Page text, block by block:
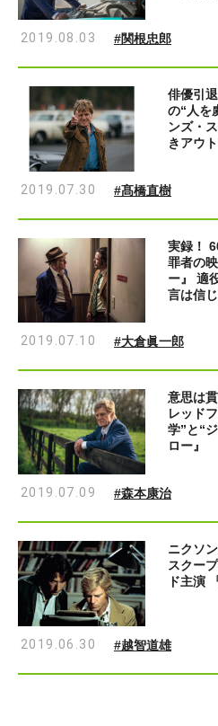
2019.08.03 #関根忠郎
俳優引
の“人を
ンズ・
きアウト
2019.07.30 #髙橋直樹
実録！
罪者の
ー』 適
言は信
2019.07.10 #大倉眞一郎
意思は
レッド
学”と“
ロー』
2019.07.09 #森本康治
ニクソ
スクー
ド主演
2019.06.30 #越智道雄